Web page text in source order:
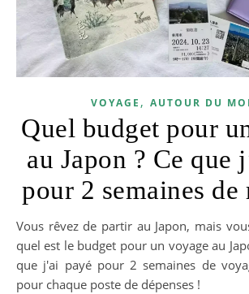
VOYAGE , AUTOUR DU
Quel budget pour
au Japon ? Ce que
pour 2 semaines
Vous rêvez de partir au Japon, mais
quel est le budget pour un voyage au
que j'ai payé pour 2 semaines de
pour chaque poste de dépenses !